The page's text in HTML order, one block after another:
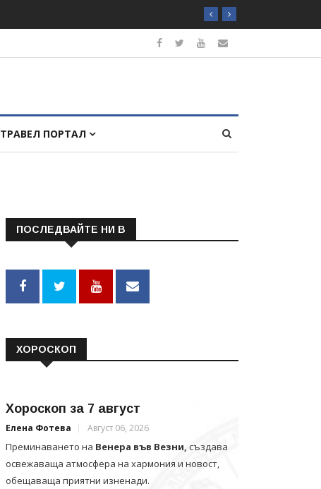
ТРАВЕЛ ПОРТАЛ
ПОСЛЕДВАЙТЕ НИ В
ХОРОСКОП
Хороскоп за 7 август
Елена Фотева Август 06, 2026
Преминаването на Венера във Везни, създава
освежаваща атмосфера на хармония и новост,
обещаваща приятни изненади.